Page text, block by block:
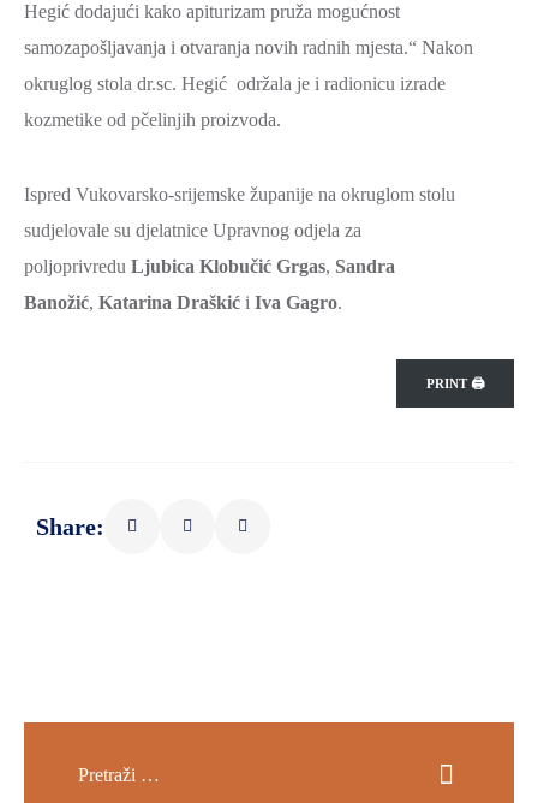
Hegić dodajući kako apiturizam pruža mogućnost
samozapošljavanja i otvaranja novih radnih mjesta.“ Nakon
okruglog stola dr.sc. Hegić održala je i radionicu izrade
kozmetike od pčelinjih proizvoda.
Ispred Vukovarsko-srijemske županije na okruglom stolu
sudjelovale su djelatnice Upravnog odjela za
poljoprivredu Ljubica Klobučić Grgas, Sandra
Banožić, Katarina Draškić i Iva Gagro.
PRINT 🖨
Share: